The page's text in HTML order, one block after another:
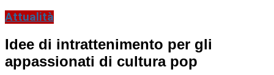
Attualità
Idee di intrattenimento per gli
appassionati di cultura pop